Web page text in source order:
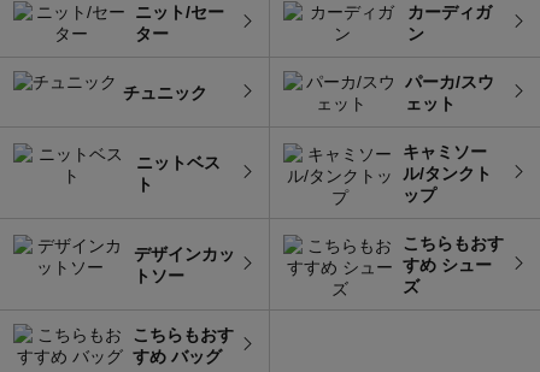
ニット/セー
ター
カーディガ
ン
チュニック
パーカ/スウ
ェット
ニットベス
ト
キャミソー
ル/タンクト
ップ
デザインカッ
トソー
こちらもおす
すめ シュー
ズ
こちらもおす
すめ バッグ